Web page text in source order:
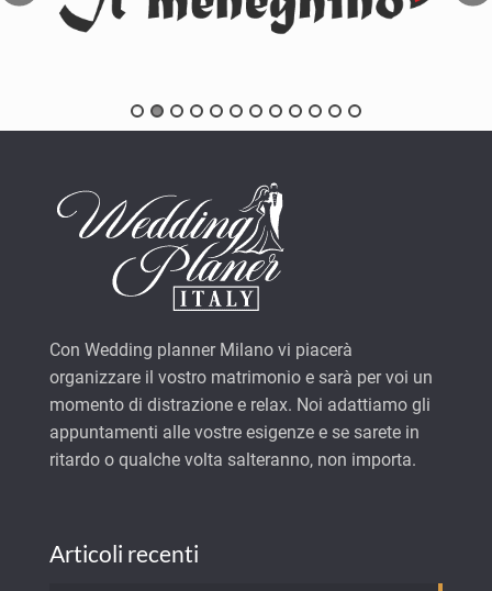
Con Wedding planner Milano vi piacerà
organizzare il vostro matrimonio e sarà per voi un
momento di distrazione e relax. Noi adattiamo gli
appuntamenti alle vostre esigenze e se sarete in
ritardo o qualche volta salteranno, non importa.
Articoli recenti